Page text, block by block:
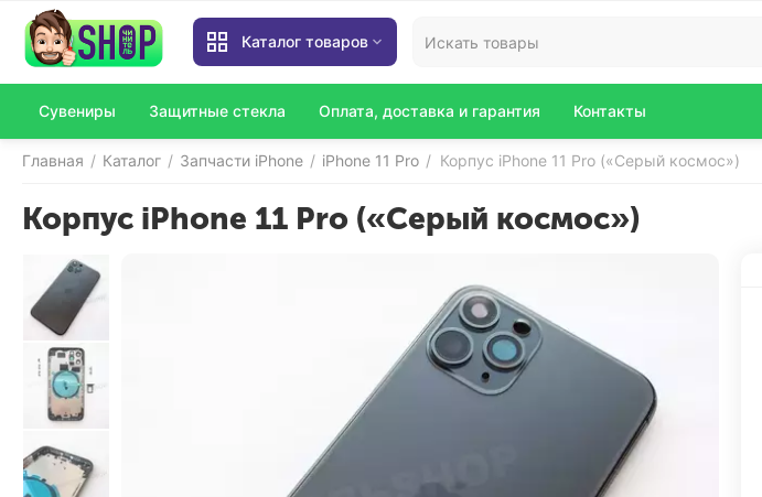
Каталог товаров
Сувениры Защитные стекла Оплата, доставка и гарантия Контакты
Главная / Каталог / Запчасти iPhone / iPhone 11 Pro / Корпус iPhone 11 Pro («Cерый космос»)
Корпус iPhone 11 Pro («Cерый космос»)